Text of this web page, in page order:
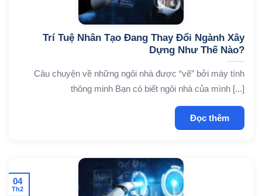
Trí Tuệ Nhân Tạo Đang Thay Đổi Ngành Xây
Dựng Như Thế Nào?
Câu chuyện về những ngôi nhà được “vẽ” bởi máy tính
thông minh Bạn có biết ngôi nhà của mình [...]
Đọc thêm
04
Th2